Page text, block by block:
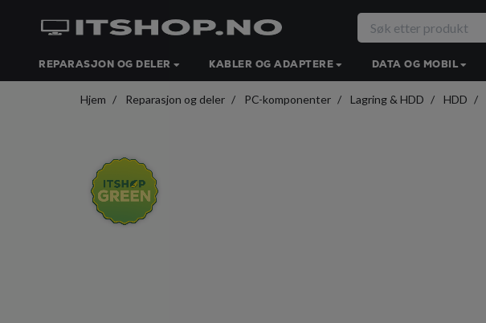
REPARASJON OG DELER KABLER OG ADAPTERE DATA OG MOBIL
Hjem Reparasjon og deler PC-komponenter Lagring & HDD HDD